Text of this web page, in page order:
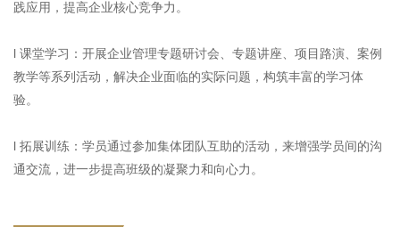
践应用，提高企业核心竞争力。
l 课堂学习：开展企业管理专题研讨会、专题讲座、项目路演、案例
教学等系列活动，解决企业面临的实际问题，构筑丰富的学习体
验。
l 拓展训练：学员通过参加集体团队互助的活动，来增强学员间的沟
通交流，进一步提高班级的凝聚力和向心力。